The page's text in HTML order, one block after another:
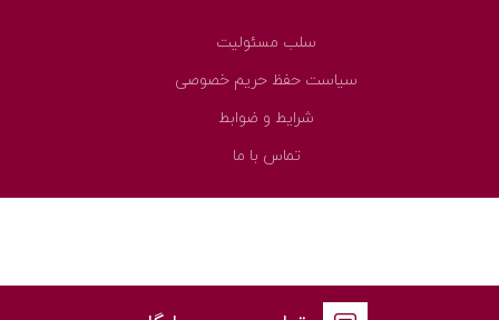
سلب مسئولیت
سیاست حفظ حریم خصوصی
شرایط و ضوابط
تماس با ما